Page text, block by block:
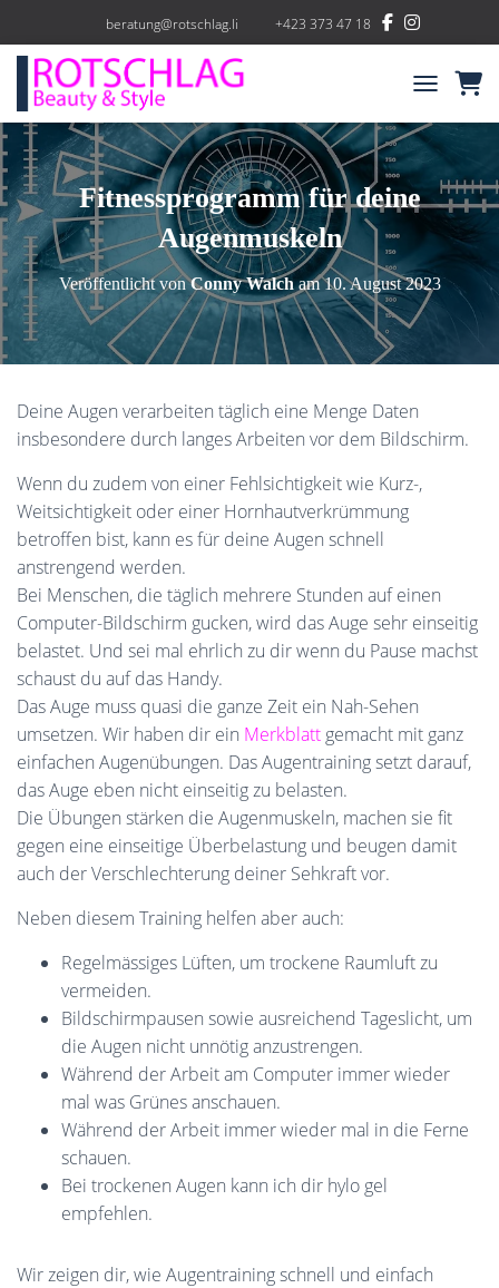
beratung@rotschlag.li +423 373 47 18
Fitnessprogramm für deine
Augenmuskeln
Veröffentlicht vonConny Walcham10. August 2023
Deine Augen verarbeiten täglich eine Menge Daten
insbesondere durch langes Arbeiten vor dem Bildschirm.
Wenn du zudem von einer Fehlsichtigkeit wie Kurz-,
Weitsichtigkeit oder einer Hornhautverkrümmung
betroffen bist, kann es für deine Augen schnell
anstrengend werden.
Bei Menschen, die täglich mehrere Stunden auf einen
Computer-Bildschirm gucken, wird das Auge sehr einseitig
belastet. Und sei mal ehrlich zu dir wenn du Pause machst
schaust du auf das Handy.
Das Auge muss quasi die ganze Zeit ein Nah-Sehen
umsetzen. Wir haben dir ein Merkblatt gemacht mit ganz
einfachen Augenübungen. Das Augentraining setzt darauf,
das Auge eben nicht einseitig zu belasten.
Die Übungen stärken die Augenmuskeln, machen sie fit
gegen eine einseitige Überbelastung und beugen damit
auch der Verschlechterung deiner Sehkraft vor.
Neben diesem Training helfen aber auch:
Regelmässiges Lüften, um trockene Raumluft zu
vermeiden.
Bildschirmpausen sowie ausreichend Tageslicht, um
die Augen nicht unnötig anzustrengen.
Während der Arbeit am Computer immer wieder
mal was Grünes anschauen.
Während der Arbeit immer wieder mal in die Ferne
schauen.
Bei trockenen Augen kann ich dir hylo gel
empfehlen.
Wir zeigen dir, wie Augentraining schnell und einfach